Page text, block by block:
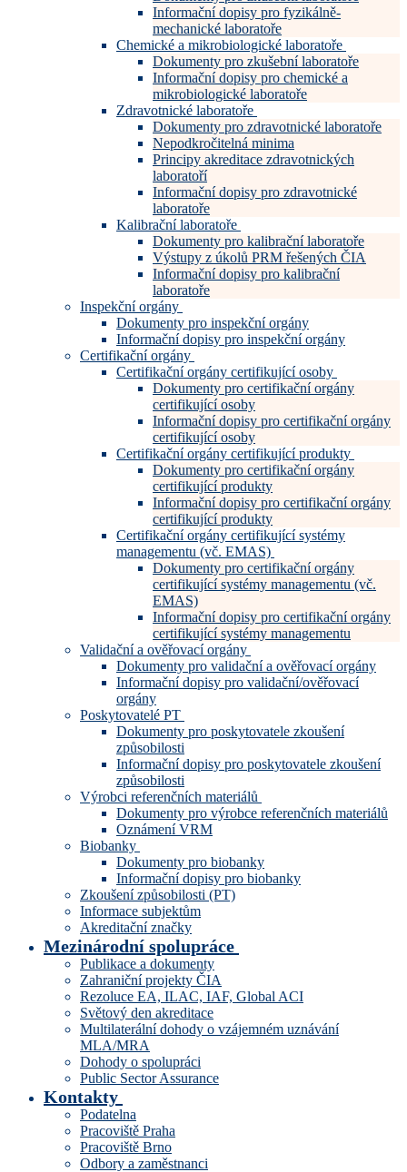
Informační dopisy pro fyzikálně-
mechanické laboratoře
Chemické a mikrobiologické laboratoře
Dokumenty pro zkušební laboratoře
Informační dopisy pro chemické a
mikrobiologické laboratoře
Zdravotnické laboratoře
Dokumenty pro zdravotnické laboratoře
Nepodkročitelná minima
Principy akreditace zdravotnických
laboratoří
Informační dopisy pro zdravotnické
laboratoře
Kalibrační laboratoře
Dokumenty pro kalibrační laboratoře
Výstupy z úkolů PRM řešených ČIA
Informační dopisy pro kalibrační
laboratoře
Inspekční orgány
Dokumenty pro inspekční orgány
Informační dopisy pro inspekční orgány
Certifikační orgány
Certifikační orgány certifikující osoby
Dokumenty pro certifikační orgány
certifikující osoby
Informační dopisy pro certifikační orgány
certifikující osoby
Certifikační orgány certifikující produkty
Dokumenty pro certifikační orgány
certifikující produkty
Informační dopisy pro certifikační orgány
certifikující produkty
Certifikační orgány certifikující systémy
managementu (vč. EMAS)
Dokumenty pro certifikační orgány
certifikující systémy managementu (vč.
EMAS)
Informační dopisy pro certifikační orgány
certifikující systémy managementu
Validační a ověřovací orgány
Dokumenty pro validační a ověřovací orgány
Informační dopisy pro validační/ověřovací
orgány
Poskytovatelé PT
Dokumenty pro poskytovatele zkoušení
způsobilosti
Informační dopisy pro poskytovatele zkoušení
způsobilosti
Výrobci referenčních materiálů
Dokumenty pro výrobce referenčních materiálů
Oznámení VRM
Biobanky
Dokumenty pro biobanky
Informační dopisy pro biobanky
Zkoušení způsobilosti (PT)
Informace subjektům
Akreditační značky
Mezinárodní spolupráce
Publikace a dokumenty
Zahraniční projekty ČIA
Rezoluce EA, ILAC, IAF, Global ACI
Světový den akreditace
Multilaterální dohody o vzájemném uznávání
MLA/MRA
Dohody o spolupráci
Public Sector Assurance
Kontakty
Podatelna
Pracoviště Praha
Pracoviště Brno
Odbory a zaměstnanci